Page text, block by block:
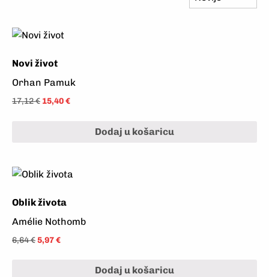
Novi život
Orhan Pamuk
17,12€ 15,40€
Dodaj u košaricu
Oblik života
Amélie Nothomb
6,64€5,97€
Dodaj u košaricu